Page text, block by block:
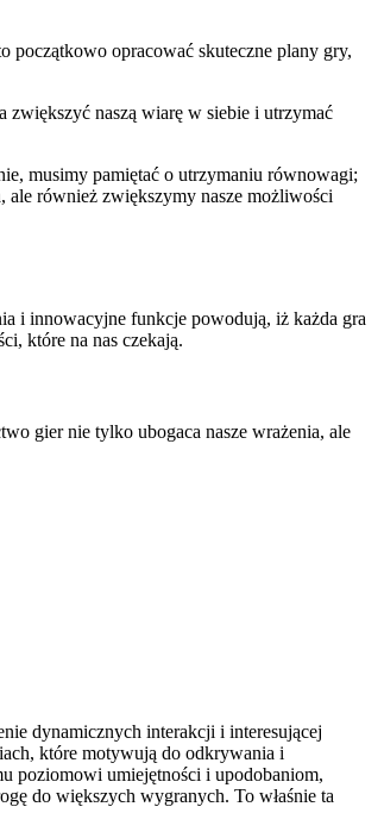
początkowo opracować skuteczne plany gry,
zwiększyć naszą wiarę w siebie i utrzymać
musimy pamiętać o utrzymaniu równowagi;
ale również zwiększymy nasze możliwości
i innowacyjne funkcje powodują, iż każda gra
które na nas czekają.
gier nie tylko ubogaca nasze wrażenia, ale
dynamicznych interakcji i interesującej
które motywują do odkrywania i
poziomowi umiejętności i upodobaniom,
do większych wygranych. To właśnie ta